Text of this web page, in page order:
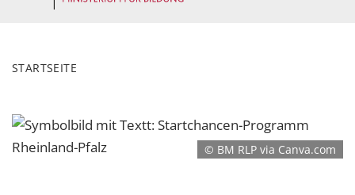
STARTSEITE
© BM RLP via Canva.com